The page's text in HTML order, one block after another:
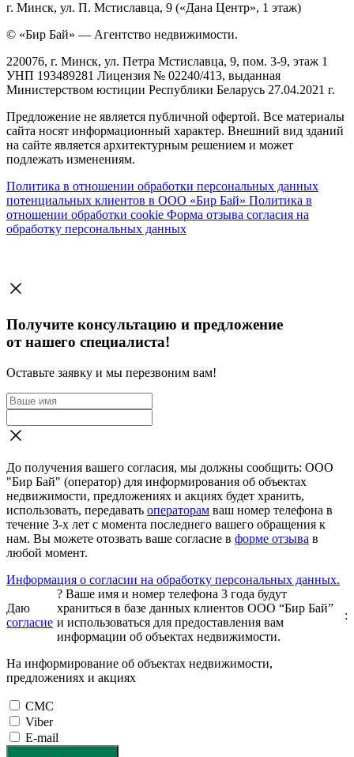
г. Минск, ул. П. Мстиславца, 9 («Дана Центр», 1 этаж)
© «Бир Бай» — Агентство недвижимости.
220076, г. Минск, ул. Петра Мстиславца, 9, пом. 3-9, этаж 1
УНП 193489281 Лицензия № 02240/413, выданная
Министерством юстиции Республики Беларусь 27.04.2021 г.
Предложение не является публичной офертой. Все материалы
сайта носят информационный характер. Внешний вид зданий
на сайте является архитектурным решением и может
подлежать изменениям.
Политика в отношении обработки персональных данных
потенциальных клиентов в ООО «Бир Бай» Политика в
отношении обработки cookie Форма отзыва согласия на
обработку персональных данных
Получите консультацию и предложение
от нашего специалиста!
Оставьте заявку и мы перезвоним вам!
До получения вашего согласия, мы должны сообщить: ООО
"Бир Бай" (оператор) для информирования об объектах
недвижимости, предложениях и акциях будет хранить,
использовать, передавать операторам ваш номер телефона в
течение 3-х лет с момента последнего вашего обращения к
нам. Вы можете отозвать ваше согласие в форме отзыва в
любой момент.
Информация о согласии на обработку персональных данных.
Даю
согласие
? Ваше имя и номер телефона 3 года будут
храниться в базе данных клиентов ООО “Бир Бай”
и использоваться для предоставления вам
информации об объектах недвижимости.
:
На информирование об объектах недвижимости,
предложениях и акциях
СМС
Viber
E-mail